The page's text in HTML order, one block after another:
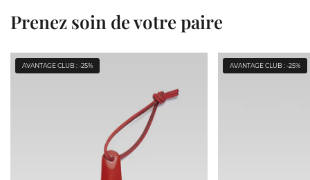
Prenez soin de votre paire
AVANTAGE CLUB : -25% AVANTAGE CLUB : -25%